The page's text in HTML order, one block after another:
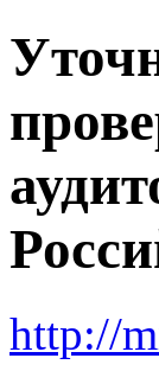
http://